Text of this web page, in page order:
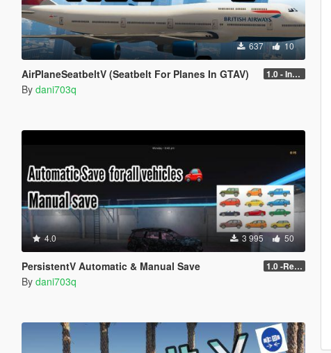
637 10
AirPlaneSeatbeltV (Seatbelt For Planes In GTAV) 1.0 - Intential Release
By dani703q
4.0 3 995 50
PersistentV Automatic & Manual Save 1.0 -Release
By dani703q